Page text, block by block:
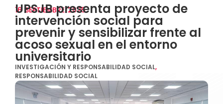
16 SEPTIEMBRE 2025
UPSJB presenta proyecto de
intervención social para
prevenir y sensibilizar frente al
acoso sexual en el entorno
universitario
INVESTIGACIÓN Y RESPONSABILIDAD SOCIAL,
RESPONSABILIDAD SOCIAL